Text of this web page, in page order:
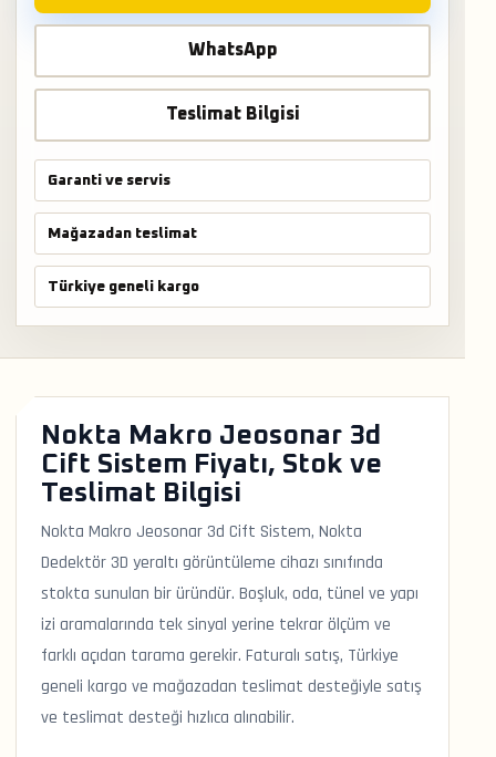
WhatsApp
Teslimat Bilgisi
Garanti ve servis
Mağazadan teslimat
Türkiye geneli kargo
Nokta Makro Jeosonar 3d
Cift Sistem Fiyatı, Stok ve
Teslimat Bilgisi
Nokta Makro Jeosonar 3d Cift Sistem, Nokta
Dedektör 3D yeraltı görüntüleme cihazı sınıfında
stokta sunulan bir üründür. Boşluk, oda, tünel ve yapı
izi aramalarında tek sinyal yerine tekrar ölçüm ve
farklı açıdan tarama gerekir. Faturalı satış, Türkiye
geneli kargo ve mağazadan teslimat desteğiyle satış
ve teslimat desteği hızlıca alınabilir.